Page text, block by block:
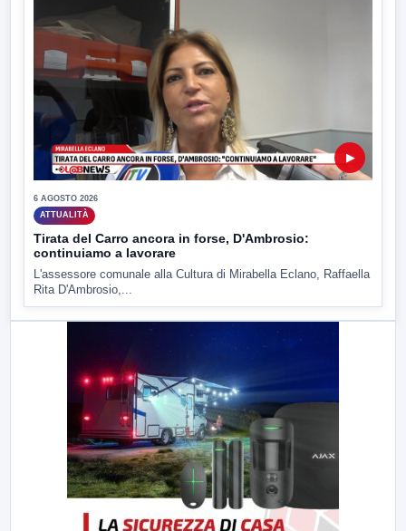
▶
6 AGOSTO 2026
ATTUALITÀ
Tirata del Carro ancora in forse, D'Ambrosio:
continuiamo a lavorare
L'assessore comunale alla Cultura di Mirabella Eclano, Raffaella
Rita D'Ambrosio,...